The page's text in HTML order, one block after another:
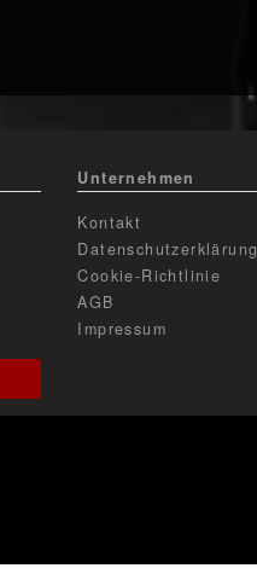
Unternehmen
Kontakt
Datenschutzerklärung
Cookie-Richtlinie
AGB
Impressum